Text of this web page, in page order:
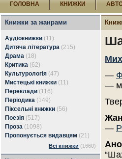
ГОЛОВНА КНИЖКИ
Книжки за жанрами
Аудіокнижки (11)
Дитяча література (215)
Драма (18)
Критика (62)
Культурологія (47)
Мистецькі книжки (11)
Переклади (116)
Періодика (149)
Піксельні книжки (56)
Поезія (517)
Проза (1098)
Пропонується видавцям (21)
Всі книжки (1660)
—
—
—